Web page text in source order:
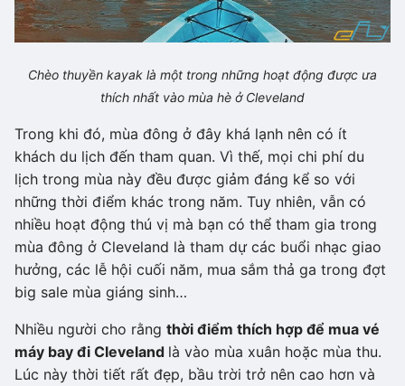
Chèo thuyền kayak là một trong những hoạt động được ưa
thích nhất vào mùa hè ở Cleveland
Trong khi đó, mùa đông ở đây khá lạnh nên có ít
khách du lịch đến tham quan. Vì thế, mọi chi phí du
lịch trong mùa này đều được giảm đáng kể so với
những thời điểm khác trong năm. Tuy nhiên, vẫn có
nhiều hoạt động thú vị mà bạn có thể tham gia trong
mùa đông ở Cleveland là tham dự các buổi nhạc giao
hưởng, các lễ hội cuối năm, mua sắm thả ga trong đợt
big sale mùa giáng sinh…
Nhiều người cho rằng thời điểm thích hợp để mua vé
máy bay đi Cleveland là vào mùa xuân hoặc mùa thu.
Lúc này thời tiết rất đẹp, bầu trời trở nên cao hơn và